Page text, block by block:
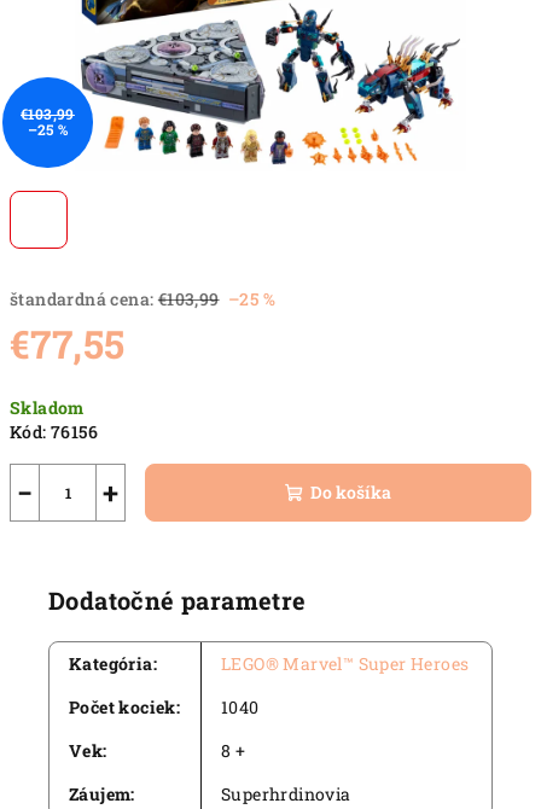
štandardná cena: €103,99 –25 %
€77,55
cena:
Skladom
Kód: 76156
+
− Do košíka
€103,99
–25 %
Dodatočné parametre
Kategória:
LEGO® Marvel™ Super Heroes
Počet kociek:
1040
Vek:
8 +
Záujem: Superhrdinovia